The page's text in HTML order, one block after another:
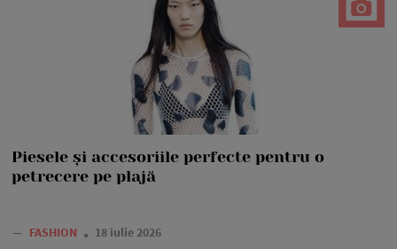
Piesele și accesoriile perfecte pentru o
petrecere pe plajă
— FASHION 18 iulie 2026